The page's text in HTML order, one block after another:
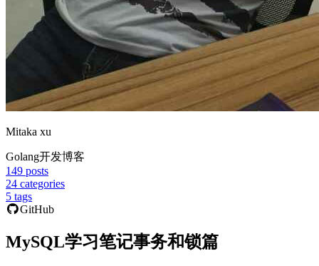
Mitaka xu
Golang开发博客
149 posts
24 categories
5 tags
GitHub
MySQL学习笔记事务和锁篇